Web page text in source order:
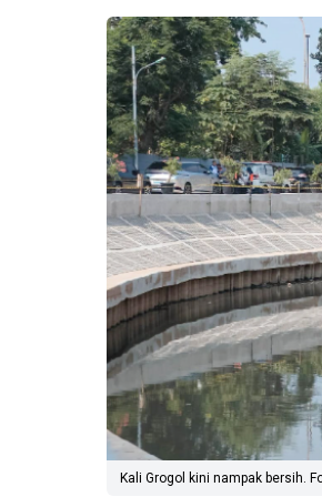
Kali Grogol kini nampak bersih.